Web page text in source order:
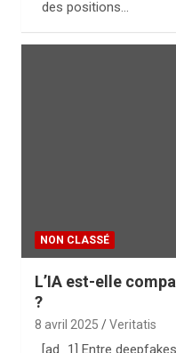
des positions…
NON CLASSÉ
L’IA est-elle
?
8 avril 2025 Veritatis
[ad_1] Entre